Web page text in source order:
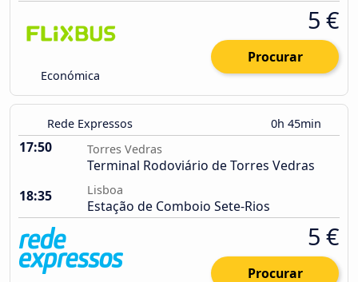
Económica
5 €
Procurar
Rede Expressos 0h 45min
17:50 Torres Vedras
Terminal Rodoviário de Torres Vedras
18:35
Lisboa
Estação de Comboio Sete-Rios
5 €
Procurar